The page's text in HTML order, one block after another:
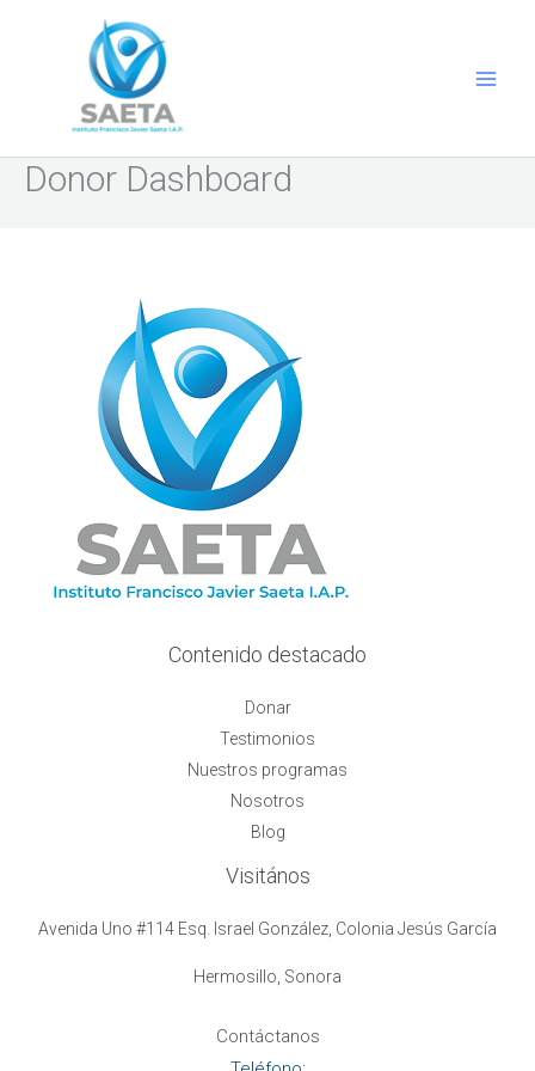
Donor Dashboard
Contenido destacado
Donar
Testimonios
Nuestros programas
Nosotros
Blog
Visitános
Avenida Uno #114 Esq. Israel González, Colonia Jesús García
Hermosillo, Sonora
Contáctanos